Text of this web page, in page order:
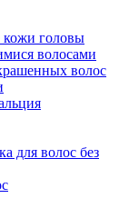
кожи головы
волосами
волос
для волос без